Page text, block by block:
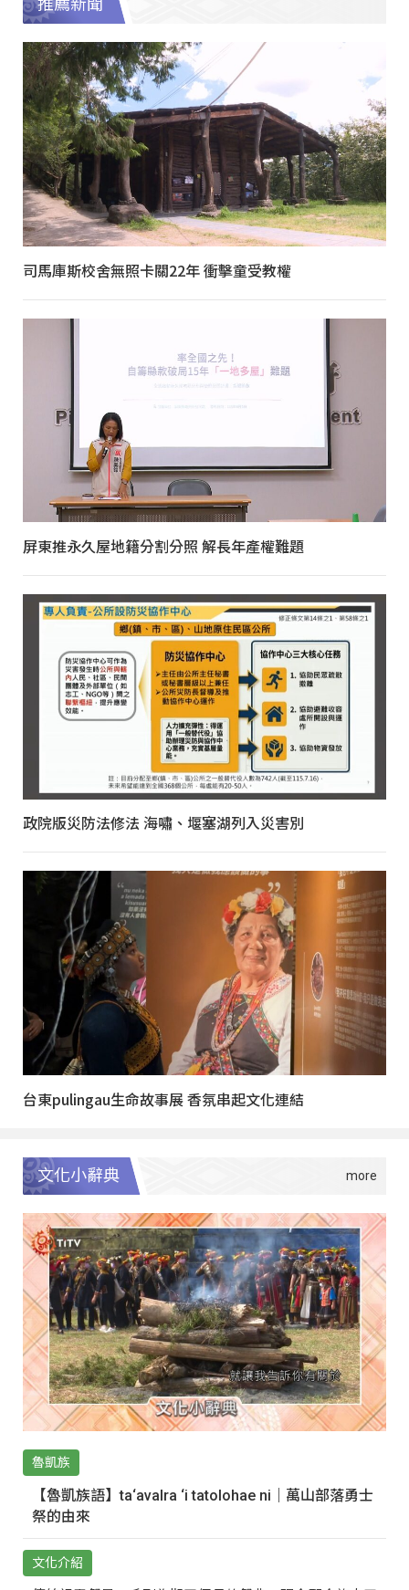
推薦新聞
司馬庫斯校舍無照卡關22年 衝擊童受教權
屏東推永久屋地籍分割分照 解長年產權難題
政院版災防法修法 海嘯、堰塞湖列入災害別
台東pulingau生命故事展 香氛串起文化連結
文化小辭典
魯凱族
【魯凱族語】ta‘avalra ‘i tatolohae ni｜萬山部落勇士
祭的由來
文化介紹